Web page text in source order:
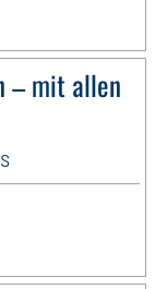
– mit allen